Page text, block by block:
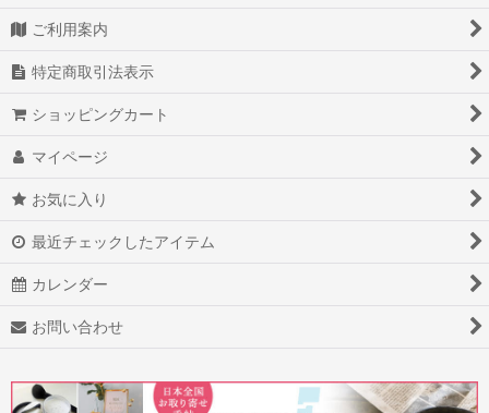
ご利用案内
特定商取引法表示
ショッピングカート
マイページ
お気に入り
最近チェックしたアイテム
カレンダー
お問い合わせ